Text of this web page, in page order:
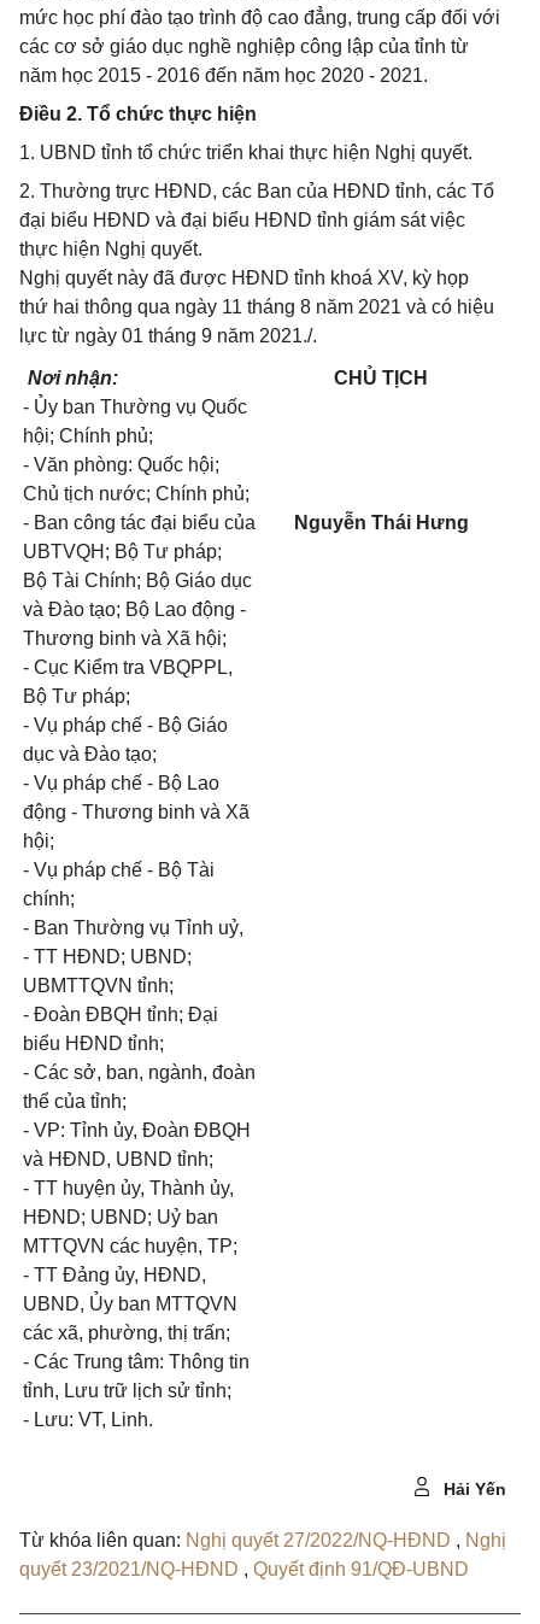
mức học phí đào tạo trình độ cao đẳng, trung cấp đối với
các cơ sở giáo dục nghề nghiệp công lập của tỉnh từ
năm học 2015 - 2016 đến năm học 2020 - 2021.
Điều 2. Tổ chức thực hiện
1. UBND tỉnh tổ chức triển khai thực hiện Nghị quyết.
2. Thường trực HĐND, các Ban của HĐND tỉnh, các Tổ
đại biểu HĐND và đại biểu HĐND tỉnh giám sát việc
thực hiện Nghị quyết.
Nghị quyết này đã được HĐND tỉnh khoá XV, kỳ họp
thứ hai thông qua ngày 11 tháng 8 năm 2021 và có hiệu
lực từ ngày 01 tháng 9 năm 2021./.
Nơi nhận:
- Ủy ban Thường vụ Quốc
hội; Chính phủ;
- Văn phòng: Quốc hội;
Chủ tịch nước; Chính phủ;
- Ban công tác đại biểu của
UBTVQH; Bộ Tư pháp;
Bộ Tài Chính; Bộ Giáo dục
và Đào tạo; Bộ Lao động -
Thương binh và Xã hội;
- Cục Kiểm tra VBQPPL,
Bộ Tư pháp;
- Vụ pháp chế - Bộ Giáo
dục và Đào tạo;
- Vụ pháp chế - Bộ Lao
động - Thương binh và Xã
hội;
- Vụ pháp chế - Bộ Tài
chính;
- Ban Thường vụ Tỉnh uỷ,
- TT HĐND; UBND;
UBMTTQVN tỉnh;
- Đoàn ĐBQH tỉnh; Đại
biểu HĐND tỉnh;
- Các sở, ban, ngành, đoàn
thể của tỉnh;
- VP: Tỉnh ủy, Đoàn ĐBQH
và HĐND, UBND tỉnh;
- TT huyện ủy, Thành ủy,
HĐND; UBND; Uỷ ban
MTTQVN các huyện, TP;
- TT Đảng ủy, HĐND,
UBND, Ủy ban MTTQVN
các xã, phường, thị trấn;
- Các Trung tâm: Thông tin
tỉnh, Lưu trữ lịch sử tỉnh;
- Lưu: VT, Linh.
CHỦ TỊCH
Nguyễn Thái Hưng
Hải Yến
Từ khóa liên quan: Nghị quyết 27/2022/NQ-HĐND , Nghị
quyết 23/2021/NQ-HĐND , Quyết định 91/QĐ-UBND